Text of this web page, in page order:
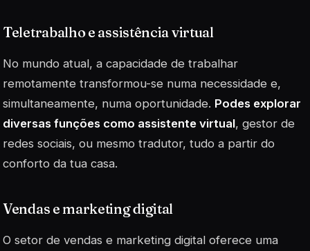
Teletrabalho e assistência virtual
No mundo atual, a capacidade de trabalhar
remotamente transformou-se numa necessidade e,
simultaneamente, numa oportunidade. Podes explorar
diversas funções como assistente virtual, gestor de
redes sociais, ou mesmo tradutor, tudo a partir do
conforto da tua casa.
Vendas e marketing digital
O setor de vendas e marketing digital oferece uma